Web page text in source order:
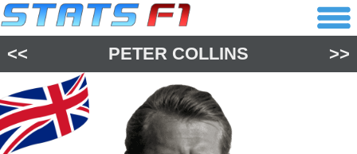
<< PETER COLLINS >>